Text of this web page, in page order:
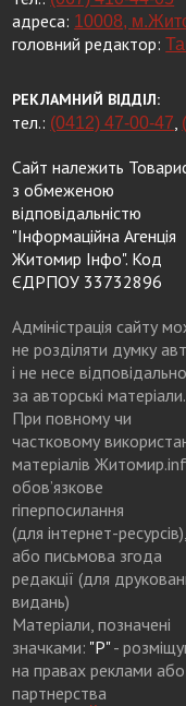
адреса: 10008,
головний редактор:
РЕКЛАМНИЙ ВІДДІЛ:
тел.: (0412) 47-00-47,
Сайт належить
з обмеженою
відповідальністю
"Інформаційна Агенція
Житомир Інфо". Код
ЄДРПОУ 33732896
Адміністрація сайту
не розділяти думку
і не несе
за авторські матеріали.
При повному чи
частковому
матеріалів
обов’язкове
гіперпосилання
(для інтернет-ресурсів),
або письмова згода
редакції (для
видань)
Матеріали, позначені
значками: "Р"-
на правах реклами або
партнерства